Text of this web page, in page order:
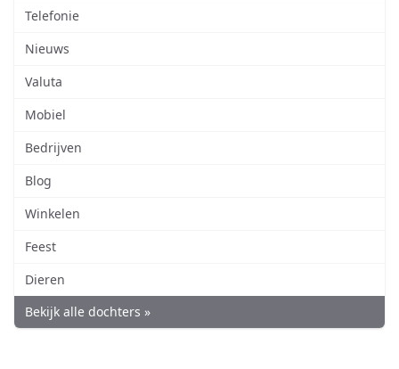
Telefonie
Nieuws
Valuta
Mobiel
Bedrijven
Blog
Winkelen
Feest
Dieren
Bekijk alle dochters »